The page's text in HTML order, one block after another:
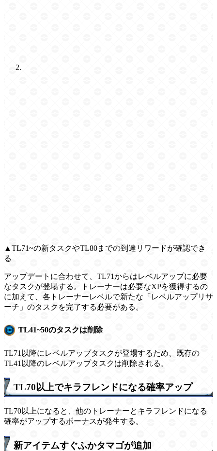
▲TL71~の新タスクやTL80までの到達リワードが確認でき
る
アップデートに合わせて、TL71からはレベルアップに必要
なタスクが登場する。トレーナーは必要なXPを獲得するの
に加えて、各トレーナーレベルで新たな「レベルアップリサ
ーチ」のタスクを完了する必要がある。
TL41~50のタスクは削除
TL71以降にレベルアップタスクが登場するため、既存の
TL41以降のレベルアップタスクは削除される。
TL70以上でキラフレンドになる確率アップ
TL70以上になると、他のトレーナーとキラフレンドになる
確率がアップするボーナスが発生する。
新アイテムすぐふかタマゴが追加